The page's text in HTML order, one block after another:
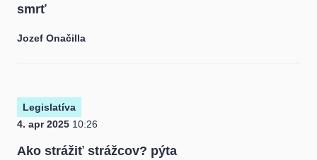
smrť
Jozef Onačilla
Legislatíva
4. apr 2025 10:26
Ako strážiť strážcov? pýta